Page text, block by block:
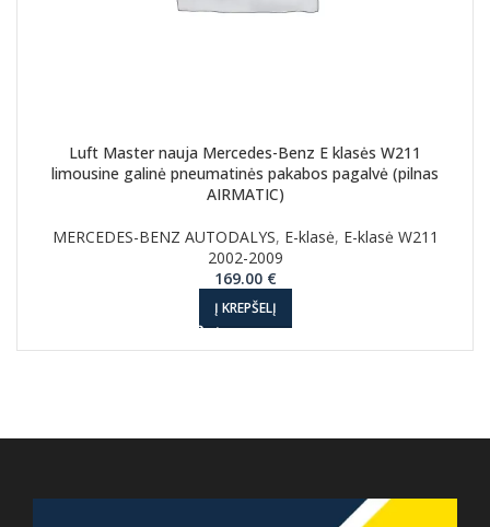
Luft Master nauja Mercedes-Benz E klasės W211
limousine galinė pneumatinės pakabos pagalvė (pilnas
AIRMATIC)
MERCEDES-BENZ AUTODALYS, E-klasė, E-klasė W211
2002-2009
169.00 €
Į KREPŠELĮ